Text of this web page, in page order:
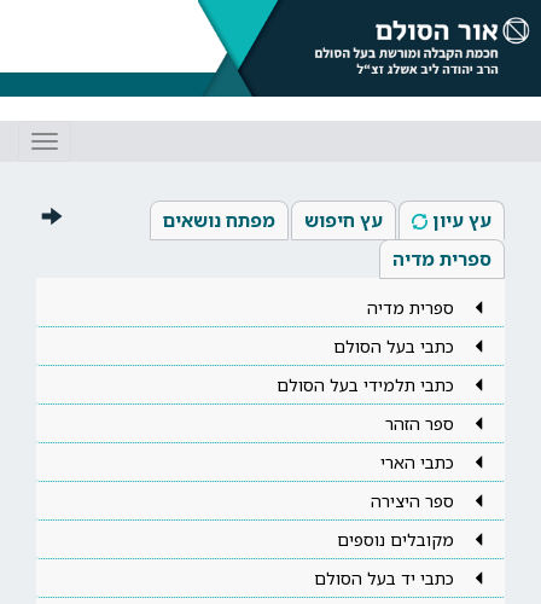
עץ עיון עץ חיפוש
מפתח נושאים
ספרית מדיה
ספרית מדיה
כתבי בעל הסולם
כתבי תלמידי בעל הסולם
ספר הזהר
כתבי הארי
ספר היצירה
מקובלים נוספים
כתבי יד בעל הסולם